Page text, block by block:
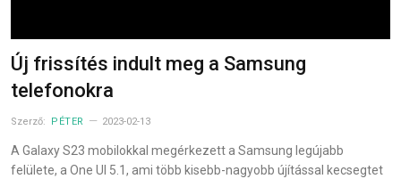
Új frissítés indult meg a Samsung
telefonokra
Szerző: PÉTER 2023-02-13
A Galaxy S23 mobilokkal megérkezett a Samsung legújabb
felülete, a One UI 5.1, ami több kisebb-nagyobb újítással kecsegtet